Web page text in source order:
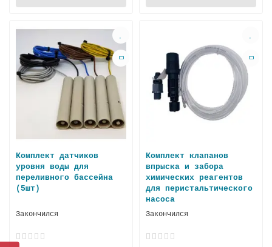
Комплект датчиков
уровня воды для
переливного бассейна
(5шт)
Закончился
Комплект клапанов
впрыска и забора
химических реагентов
для перистальтического
насоса
Закончился